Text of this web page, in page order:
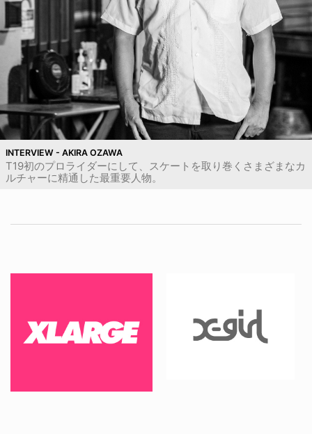
INTERVIEW - AKIRA OZAWA
T19初のプロライダーにして、スケートを取り巻くさまざまなカ
ルチャーに精通した最重要人物。